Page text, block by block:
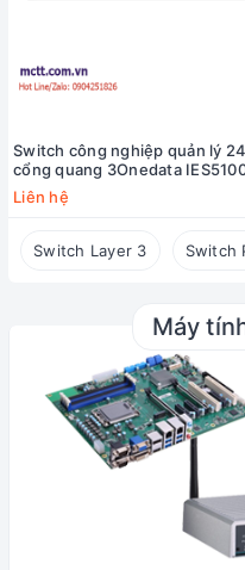
Switch công nghiệp quản lý 24
cổng quang 3Onedata
24F-2HV
Liên hệ
Switch Layer 3 Switch
Máy